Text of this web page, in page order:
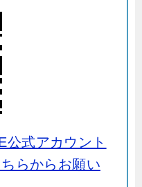
公式アカウント
らからお願い